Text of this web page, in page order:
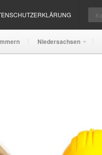
Niedersachsen